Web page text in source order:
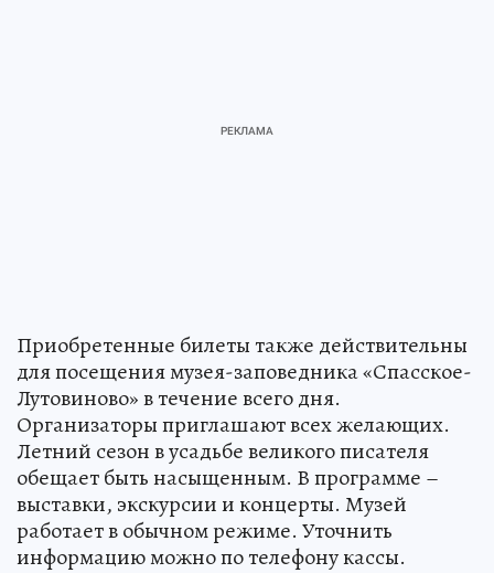
Приобретенные билеты также действительны
для посещения музея-заповедника «Спасское-
Лутовиново» в течение всего дня.
Организаторы приглашают всех желающих.
Летний сезон в усадьбе великого писателя
обещает быть насыщенным. В программе –
выставки, экскурсии и концерты. Музей
работает в обычном режиме. Уточнить
информацию можно по телефону кассы.